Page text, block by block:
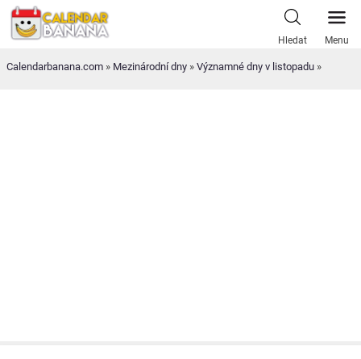
Skip
Hledat Menu
Calendarbanana.com » Mezinárodní dny » Významné dny v listopadu »